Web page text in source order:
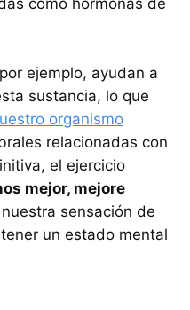
ejemplo, ayudan a
sustancia, lo que
organismo
relacionadas con
el ejercicio
mejor, mejore
sensación de
un estado mental